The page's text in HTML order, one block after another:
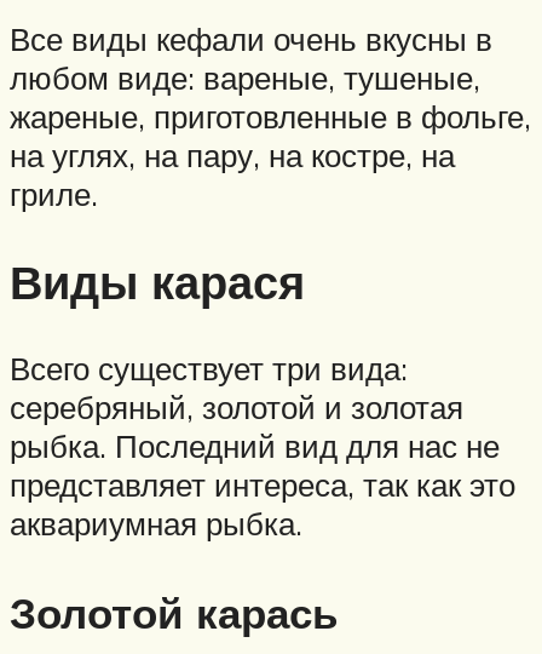
Все виды кефали очень вкусны в
любом виде: вареные, тушеные,
жареные, приготовленные в фольге,
на углях, на пару, на костре, на
гриле.
Виды карася
Всего существует три вида:
серебряный, золотой и золотая
рыбка. Последний вид для нас не
представляет интереса, так как это
аквариумная рыбка.
Золотой карась